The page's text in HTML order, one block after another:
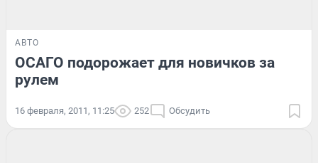
АВТО
ОСАГО подорожает для новичков за
рулем
16 февраля, 2011, 11:25 252 Обсудить